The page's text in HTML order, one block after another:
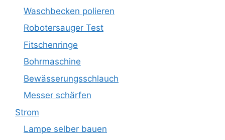
Waschbecken polieren
Robotersauger Test
Fitschenringe
Bohrmaschine
Bewässerungsschlauch
Messer schärfen
Strom
Lampe selber bauen